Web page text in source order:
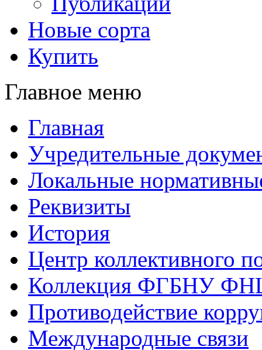
Новые сорта
Купить
Главное меню
Главная
Учредительные
Локальные
Реквизиты
История
Центр коллективного
Коллекция ФГБНУ
Противодействие
Международные связи